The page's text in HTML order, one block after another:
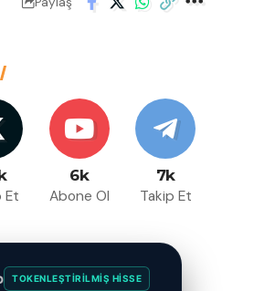
Et
6k
Abone Ol
7k
Takip Et
TOKENLEŞTIRILMIŞ HISSE